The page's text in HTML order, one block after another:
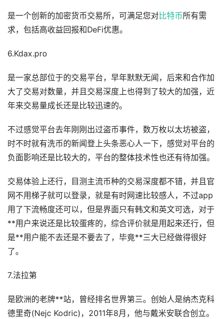
是一个创新的加密货币交易所，可满足您对比特币所有需
求，包括高收益回报和DeFi优惠。
6.Kdax.pro
是一家总部位于的交易平台，早年默默无闻，后来和合作加
大了交易对数量，并且交易深度上也得到了较大的加强，近
年来交易量成长还是比较迅速的。
不过感觉平台去年刚刚出过盗币事件，数万枚以太坊被盗，
时不时就有洗币的新闻登上头条恶心人一下，感觉对平台的
负面影响还是比较大的，平台的整体技术性也还有待加强。
交易体验上还行，目测主流币种的交易深度都不错，并且官
网不用梯子就可以登录，就是有时网速比较感人，不过app
用了下流畅度还可以，但是界面只有韩文和英文可选，对于
**用户来说还是比较蛋疼的，综合评价就是用起来还行，但
是**用户能不去还是不要去了，毕竟**三大已经做得很好
了。
7.法拉第
是欧洲的老牌**站，曾经排名世界第三。创始人是纳杰克科
德里奇(Nejc Kodric)，2011年8月，他与戴米安联合创立。